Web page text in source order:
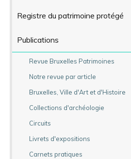
Registre du patrimoine protégé
Publications
Revue Bruxelles Patrimoines
Notre revue par article
Bruxelles, Ville d'Art et d'Histoire
Collections d'archéologie
Circuits
Livrets d'expositions
Carnets pratiques